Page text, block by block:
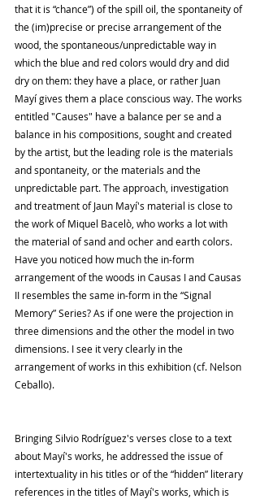
that it is “chance”) of the spill oil, the spontaneity of
the (im)precise or precise arrangement of the
wood, the spontaneous/unpredictable way in
which the blue and red colors would dry and did
dry on them: they have a place, or rather Juan
Mayí gives them a place conscious way. The works
entitled "Causes" have a balance per se and a
balance in his compositions, sought and created
by the artist, but the leading role is the materials
and spontaneity, or the materials and the
unpredictable part. The approach, investigation
and treatment of Jaun Mayí's material is close to
the work of Miquel Bacelò, who works a lot with
the material of sand and ocher and earth colors.
Have you noticed how much the in-form
arrangement of the woods in Causas I and Causas
II resembles the same in-form in the “Signal
Memory” Series? As if one were the projection in
three dimensions and the other the model in two
dimensions. I see it very clearly in the
arrangement of works in this exhibition (cf. Nelson
Ceballo).
Bringing Silvio Rodríguez's verses close to a text
about Mayí's works, he addressed the issue of
intertextuality in his titles or of the “hidden” literary
references in the titles of Mayí's works, which is